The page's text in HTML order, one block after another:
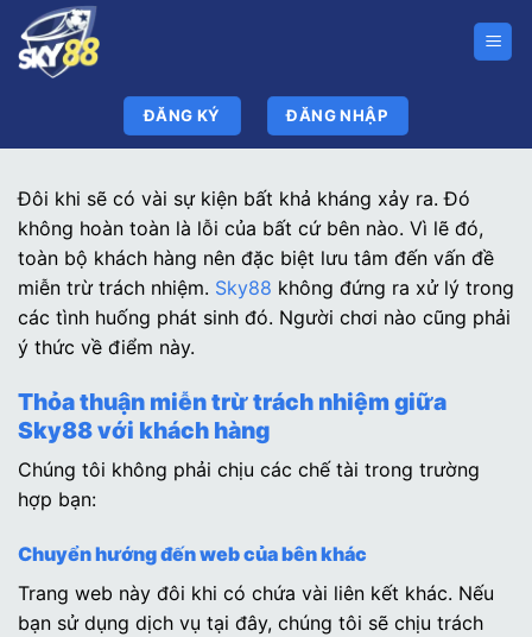
qua
nội
ĐĂNG KÝ ĐĂNG NHẬP
Đôi khi sẽ có vài sự kiện bất khả kháng xảy ra. Đó
không hoàn toàn là lỗi của bất cứ bên nào. Vì lẽ đó,
toàn bộ khách hàng nên đặc biệt lưu tâm đến vấn đề
miễn trừ trách nhiệm. Sky88 không đứng ra xử lý trong
các tình huống phát sinh đó. Người chơi nào cũng phải
ý thức về điểm này.
Thỏa thuận miễn trừ trách nhiệm giữa
Sky88 với khách hàng
Chúng tôi không phải chịu các chế tài trong trường
hợp bạn:
Chuyển hướng đến web của bên khác
Trang web này đôi khi có chứa vài liên kết khác. Nếu
bạn sử dụng dịch vụ tại đây, chúng tôi sẽ chịu trách